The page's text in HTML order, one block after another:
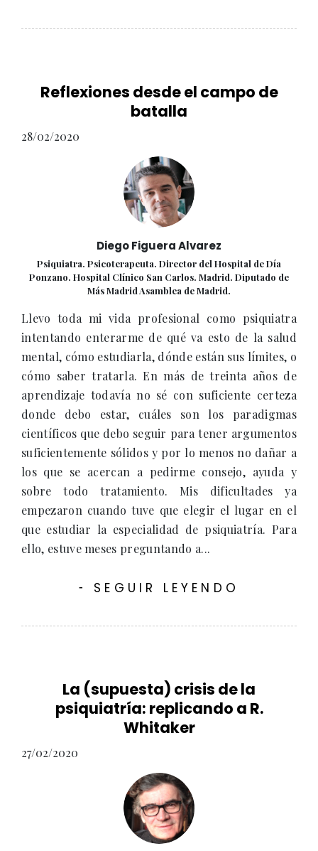
Reflexiones desde el campo de
batalla
28/02/2020
Diego Figuera Alvarez
Psiquiatra. Psicoterapeuta. Director del Hospital de Día
Ponzano. Hospital Clínico San Carlos. Madrid. Diputado de
Más Madrid Asamblea de Madrid.
Llevo toda mi vida profesional como psiquiatra
intentando enterarme de qué va esto de la salud
mental, cómo estudiarla, dónde están sus límites, o
cómo saber tratarla. En más de treinta años de
aprendizaje todavía no sé con suficiente certeza
donde debo estar, cuáles son los paradigmas
científicos que debo seguir para tener argumentos
suficientemente sólidos y por lo menos no dañar a
los que se acercan a pedirme consejo, ayuda y
sobre todo tratamiento. Mis dificultades ya
empezaron cuando tuve que elegir el lugar en el
que estudiar la especialidad de psiquiatría. Para
ello, estuve meses preguntando a...
- SEGUIR LEYENDO
La (supuesta) crisis de la
psiquiatría: replicando a R.
Whitaker
27/02/2020